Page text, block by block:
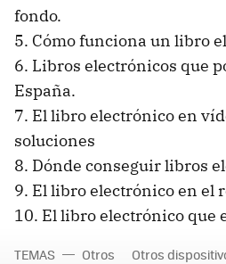
fondo.
5. Cómo funciona un libro
6. Libros electrónicos que
España.
7. El libro electrónico en
soluciones
8. Dónde conseguir libros
9. El libro electrónico en el
10. El libro electrónico que
TEMAS Otros Otros